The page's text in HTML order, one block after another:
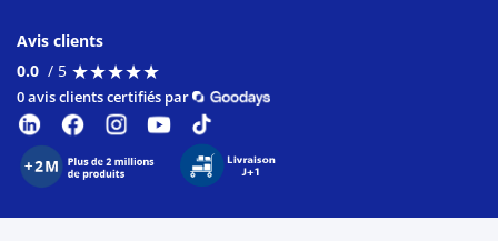
Avis clients
0.0 / 5 ★★★★★
★★★★★
0 avis clients certifiés par